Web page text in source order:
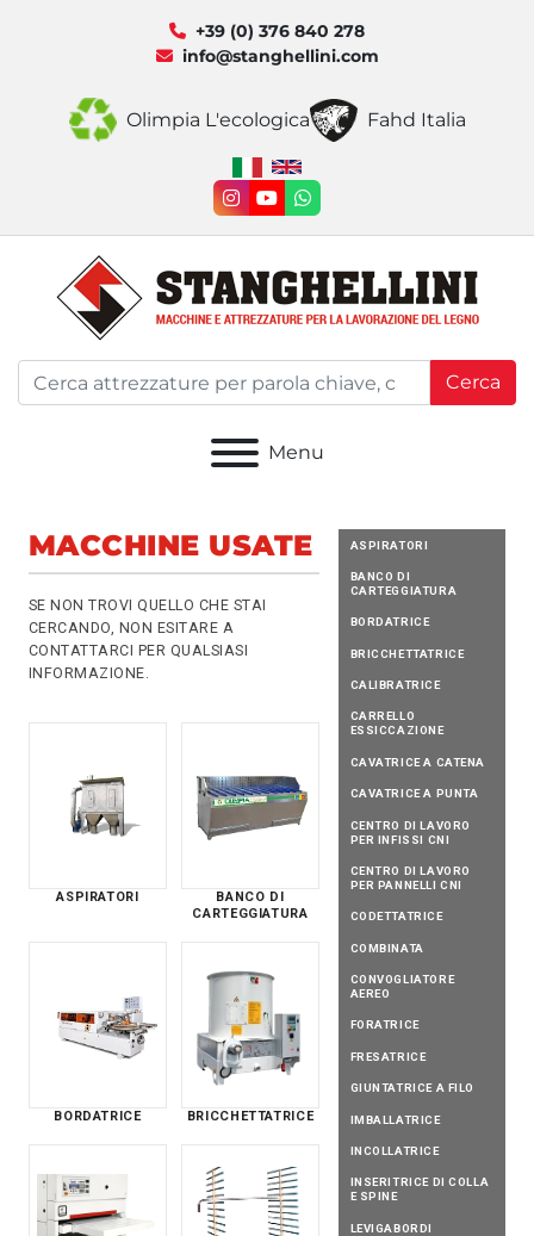
+39 (0) 376 840 278
info@stanghellini.com
Olimpia L'ecologica Fahd Italia
instagram
youtubewhatsapp
Cerca
Menu
MACCHINE USATE
SE NON TROVI QUELLO CHE STAI
CERCANDO, NON ESITARE A
CONTATTARCI PER QUALSIASI
INFORMAZIONE.
ASPIRATORI
BANCO DI
CARTEGGIATURA
BORDATRICE BRICCHETTATRICE
ASPIRATORI
BANCO DI
CARTEGGIATURA
BORDATRICE
BRICCHETTATRICE
CALIBRATRICE
CARRELLO
ESSICCAZIONE
CAVATRICE A CATENA
CAVATRICE A PUNTA
CENTRO DI LAVORO
PER INFISSI CNI
CENTRO DI LAVORO
PER PANNELLI CNI
CODETTATRICE
COMBINATA
CONVOGLIATORE
AEREO
FORATRICE
FRESATRICE
GIUNTATRICE A FILO
IMBALLATRICE
INCOLLATRICE
INSERITRICE DI COLLA
E SPINE
LEVIGABORDI